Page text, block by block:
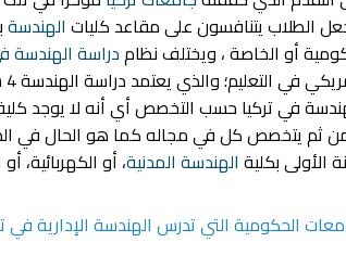
الطلاب يتنافسون على مقاعد كليات الهندسة
أو الخاصة ، ويختلف نظامدراسة الهندسة
في تركيا حسب التخصص أي أنه لا يوجد
ثم يتخصص كل في مجاله كما هو الحال في
الأولى بكلية الهندسة المدنية، أو الكهربائية،
الحكومية التي تدرس الهندسة الإدارية في